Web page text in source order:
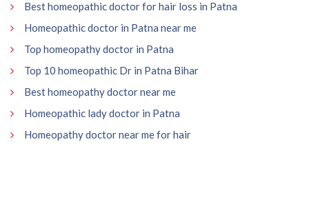
Best homeopathic doctor for hair loss in Patna
Homeopathic doctor in Patna near me
Top homeopathy doctor in Patna
Top 10 homeopathic Dr in Patna Bihar
Best homeopathy doctor near me
Homeopathic lady doctor in Patna
Homeopathy doctor near me for hair